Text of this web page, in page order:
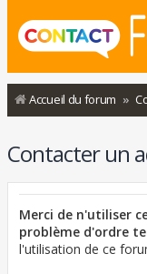
Accueil du forum
Contacter un
Merci de n'utiliser
problème d'ordre
l'utilisation de ce